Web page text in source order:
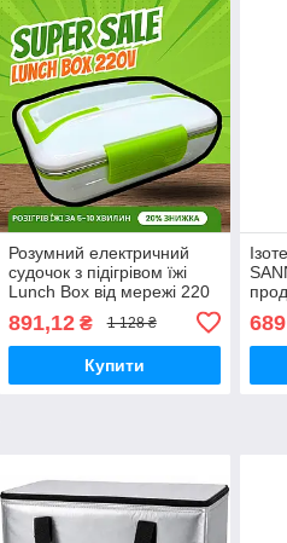
Розумний електричний
судочок з підігрівом їжі
Lunch Box від мережі 220
891,12₴ 1 128 ₴
Купити